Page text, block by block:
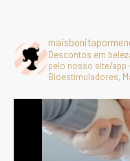
Descontos em
pelo nosso site/app
Bioestimuladores,